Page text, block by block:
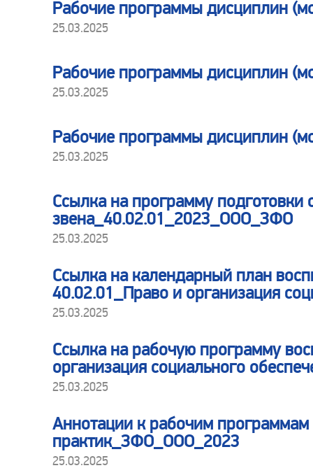
Рабочие программы дисциплин
25.03.2025
Рабочие программы дисциплин
25.03.2025
Рабочие программы дисциплин
25.03.2025
Ссылка на программу подготовки
звена_40.02.01_2023_ООО_ЗФО
25.03.2025
Ссылка на календарный план
40.02.01_Право и организация
25.03.2025
Ссылка на рабочую программу
организация социального
25.03.2025
Аннотации к рабочим
практик_ЗФО_ООО_2023
25.03.2025